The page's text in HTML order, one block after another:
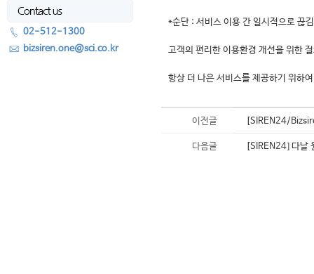
02-512-1300
bizsiren.one@sci.co.kr
*순단 : 서비스 이용 간 일시적으로 끊
고객의 편리한 이용환경 개선을 위한
항상 더 나은 서비스를 제공하기 위하
이전글 [SIREN24/
다음글 [SIREN24] 다날